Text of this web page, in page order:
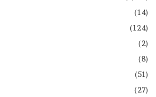
(14)
(124)
(2)
(8)
(51)
(27)